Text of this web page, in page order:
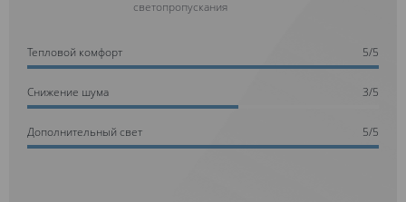
светопропускания
Тепловой комфорт 5/5
Cнижение шума 3/5
Дополнительный свет 5/5